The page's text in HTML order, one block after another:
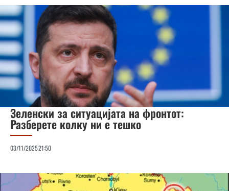
Зеленски за ситуацијата на фронтот:
Разберете колку ни е тешко
03/11/202521:50